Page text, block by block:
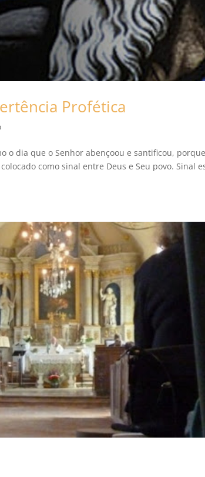
Profética
o dia que o Senhor abençoou e santificou,
como sinal entre Deus e Seu povo. Sinal